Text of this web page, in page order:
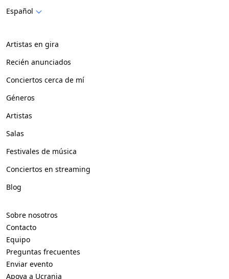
Español
Artistas en gira
Recién anunciados
Conciertos cerca de mí
Géneros
Artistas
Salas
Festivales de música
Conciertos en streaming
Blog
Sobre nosotros
Contacto
Equipo
Preguntas frecuentes
Enviar evento
Apoya a Ucrania